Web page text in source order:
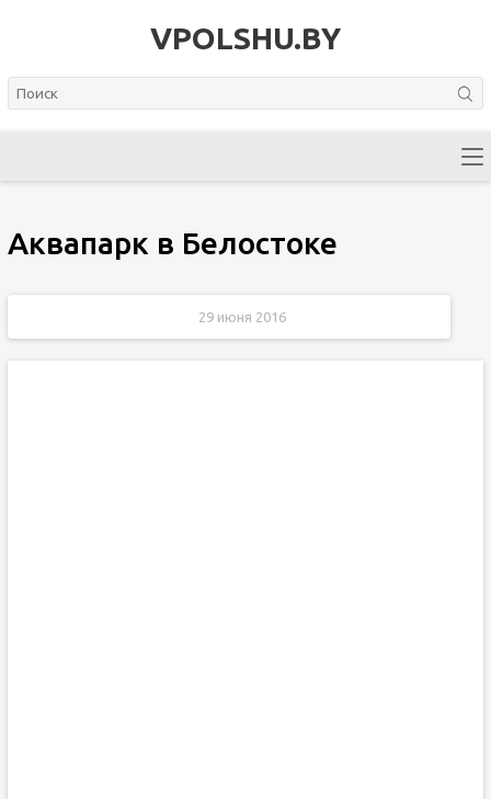
VPOLSHU.BY
Аквапарк в Белостоке
29 июня 2016